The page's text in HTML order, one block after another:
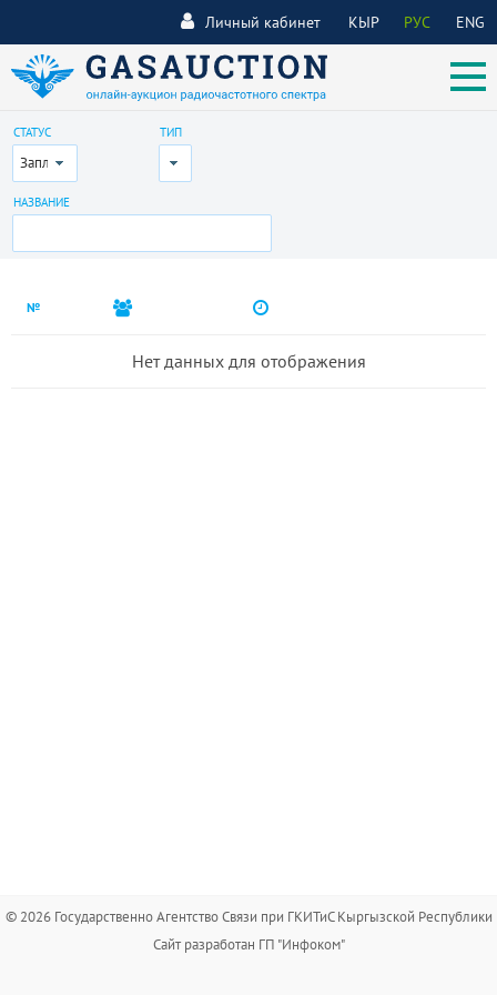
КЫР РУС ENG
Личный кабинет
СТАТУС
Запланирован
ТИП
Все
НАЗВАНИЕ
№
Нет данных для отображения
© 2026 Государственно Агентство Связи при ГКИТиС Кыргызской Республики
Сайт разработан ГП "Инфоком"